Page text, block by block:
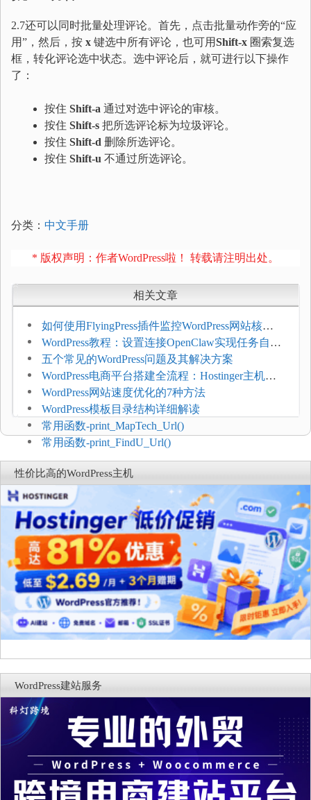
2.7还可以同时批量处理评论。首先，点击批量动作旁的“应
用”，然后，按 x 键选中所有评论，也可用Shift-x 圈索复选
框，转化评论选中状态。选中评论后，就可进行以下操作
了：
按住 Shift-a 通过对选中评论的审核。
按住 Shift-s 把所选评论标为垃圾评论。
按住 Shift-d 删除所选评论。
按住 Shift-u 不通过所选评论。
分类： 中文手册
* 版权声明：作者WordPress啦！ 转载请注明出处。
相关文章
如何使用FlyingPress插件监控WordPress网站核心
网页指标（CWV）
WordPress教程：设置连接OpenClaw实现任务自动
化
五个常见的WordPress问题及其解决方案
WordPress电商平台搭建全流程：Hostinger主机一
键部署
WordPress网站速度优化的7种方法
WordPress模板目录结构详细解读
常用函数-print_MapTech_Url()
常用函数-print_FindU_Url()
性价比高的WordPress主机
WordPress建站服务